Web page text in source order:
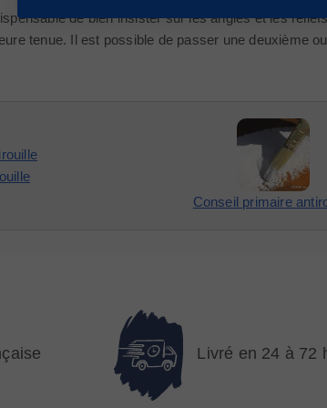
de bien insister sur les angles et les
tenue. Il est possible de passer une deuxième
Conseil primaire
Livré en 24 à 72